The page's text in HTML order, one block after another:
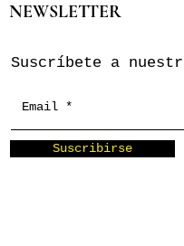
NEWSLETTER
Suscríbete a
Suscribirse